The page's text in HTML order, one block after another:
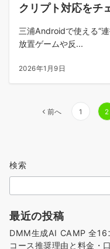
クリプト対応をチ
三浦Androidで使える“
放置ゲームや反...
2026年1月9日
ー
送
り
前へ 1 2
検索
最近の投稿
DMM生成AI CAMP 全16
コース推奨理由と料金・